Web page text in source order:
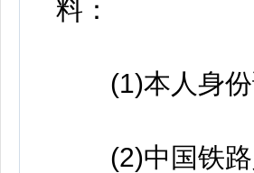
料：
(1)本人身份
(2)中国铁路